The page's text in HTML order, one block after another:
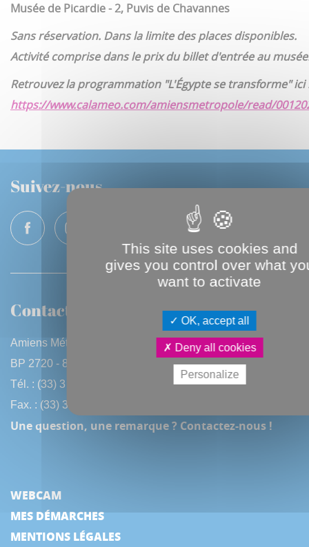
Musée de Picardie - 2, Puvis de Chavannes
Sans réservation. Dans la limite des places disponibles.
Activité comprise dans le prix du billet d'entrée au
Retrouvez la programmation"L'Égypte se transforme"ici
https://www.calameo.com/amiensmetropole/read/
Suivez-nous
Contactez-nous
Amiens Métropole
BP 2720 - 80027 Amiens CEDEX
Tél. : (33) 3 22 97 40 40
Fax. : (33) 3 22 97 42 53
Une question, une remarque ? Contactez-nous !
WEBCAM
MES DÉMARCHES
MENTIONS LÉGALES
This site uses cookies and
gives you control over what
want to activate
OK, accept all
Deny all cookies
Personalize